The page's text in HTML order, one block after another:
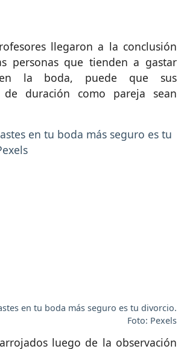
llegaron a la conclusión
personas que tienden a gastar
la boda, puede que sus
de duración como pareja sean
en tu boda más seguro es tu divorcio.
Foto: Pexels
luego de la observación